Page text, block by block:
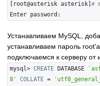
[root@asterisk asterisk] #
Устанавливаем MySQL,
устанавливаем пароль
подключаемся к серверу от
mysql> CREATE DATABASE
8'
COLLATE =